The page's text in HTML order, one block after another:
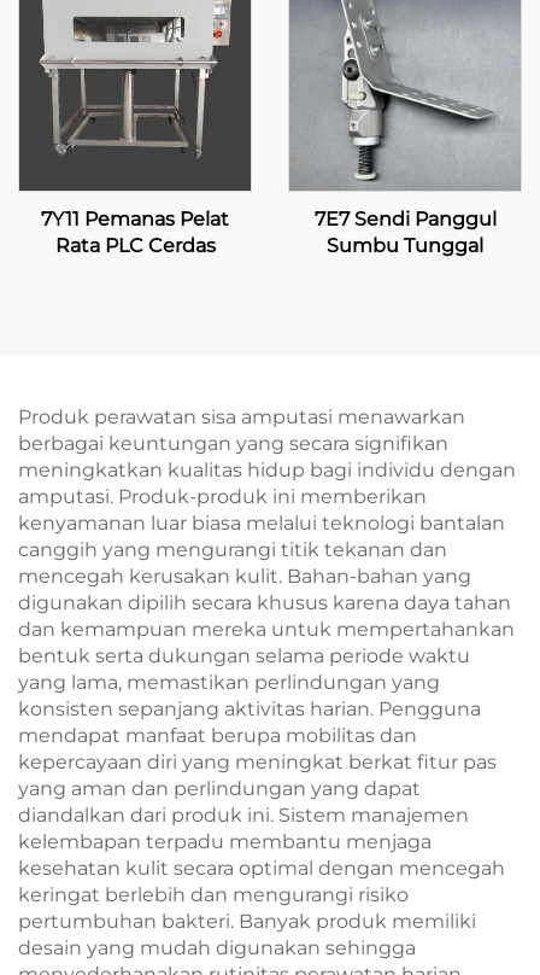
7Y11 Pemanas Pelat
Rata PLC Cerdas
7E7 Sendi Panggul
Sumbu Tunggal
Produk perawatan sisa amputasi menawarkan
berbagai keuntungan yang secara signifikan
meningkatkan kualitas hidup bagi individu dengan
amputasi. Produk-produk ini memberikan
kenyamanan luar biasa melalui teknologi bantalan
canggih yang mengurangi titik tekanan dan
mencegah kerusakan kulit. Bahan-bahan yang
digunakan dipilih secara khusus karena daya tahan
dan kemampuan mereka untuk mempertahankan
bentuk serta dukungan selama periode waktu
yang lama, memastikan perlindungan yang
konsisten sepanjang aktivitas harian. Pengguna
mendapat manfaat berupa mobilitas dan
kepercayaan diri yang meningkat berkat fitur pas
yang aman dan perlindungan yang dapat
diandalkan dari produk ini. Sistem manajemen
kelembapan terpadu membantu menjaga
kesehatan kulit secara optimal dengan mencegah
keringat berlebih dan mengurangi risiko
pertumbuhan bakteri. Banyak produk memiliki
desain yang mudah digunakan sehingga